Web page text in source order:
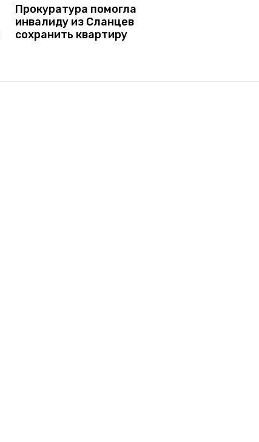
Прокуратура помогла
инвалиду из Сланцев
сохранить квартиру